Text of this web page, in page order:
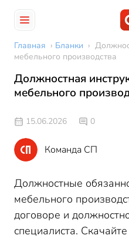
Главная › Бланки ›
мебельного производства
Должностная
мебельного
15.06.2026 0
Команда СП
Должностные
мебельного
договоре и
специалиста.